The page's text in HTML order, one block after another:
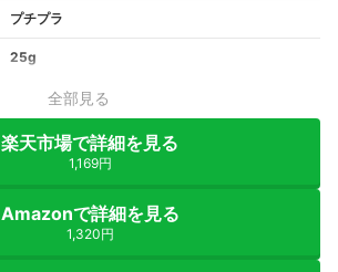
プチプラ
25g
全部見る
楽天市場で詳細を見る
1,169円
Amazonで詳細を見る
1,320円